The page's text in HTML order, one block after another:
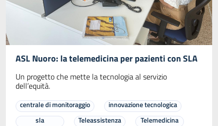
ASL Nuoro: la telemedicina per pazienti con SLA
Un progetto che mette la tecnologia al servizio
dell’equità.
centrale di monitoraggio
innovazione tecnologica
sla
Teleassistenza Telemedicina